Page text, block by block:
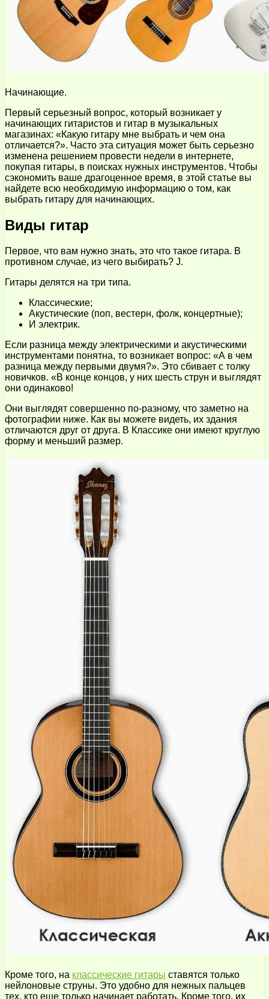
Начинающие.
Первый серьезный вопрос, который возникает у
начинающих гитаристов и гитар в музыкальных
магазинах: «Какую гитару мне выбрать и чем она
отличается?». Часто эта ситуация может быть серьезно
изменена решением провести недели в интернете,
покупая гитары, в поисках нужных инструментов. Чтобы
сэкономить ваше драгоценное время, в этой статье вы
найдете всю необходимую информацию о том, как
выбрать гитару для начинающих.
Виды гитар
Первое, что вам нужно знать, это что такое гитара. В
противном случае, из чего выбирать? J.
Гитары делятся на три типа.
Классические;
Акустические (поп, вестерн, фолк, концертные);
И электрик.
Если разница между электрическими и акустическими
инструментами понятна, то возникает вопрос: «А в чем
разница между первыми двумя?». Это сбивает с толку
новичков. «В конце концов, у них шесть струн и выглядят
они одинаково!
Они выглядят совершенно по-разному, что заметно на
фотографии ниже. Как вы можете видеть, их здания
отличаются друг от друга. В Классике они имеют круглую
форму и меньший размер.
Кроме того, на классические гитары ставятся только
нейлоновые струны. Это удобно для нежных пальцев
тех, кто еще только начинает работать. Кроме того, их